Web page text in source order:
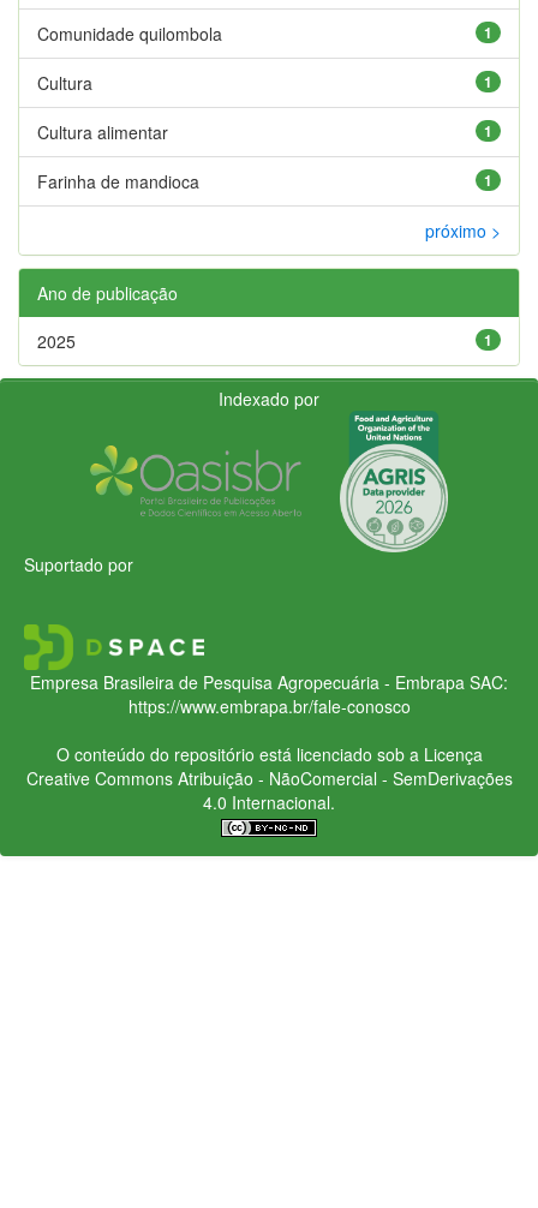
1
Comunidade quilombola
1
Cultura
1
Cultura alimentar
1
Farinha de mandioca
próximo >
Ano de publicação
1
2025
Indexado por
Suportado por
Empresa Brasileira de Pesquisa Agropecuária - Embrapa SAC:
https://www.embrapa.br/fale-conosco
O conteúdo do repositório está licenciado sob a Licença
Creative CommonsAtribuição - NãoComercial - SemDerivações
4.0 Internacional.